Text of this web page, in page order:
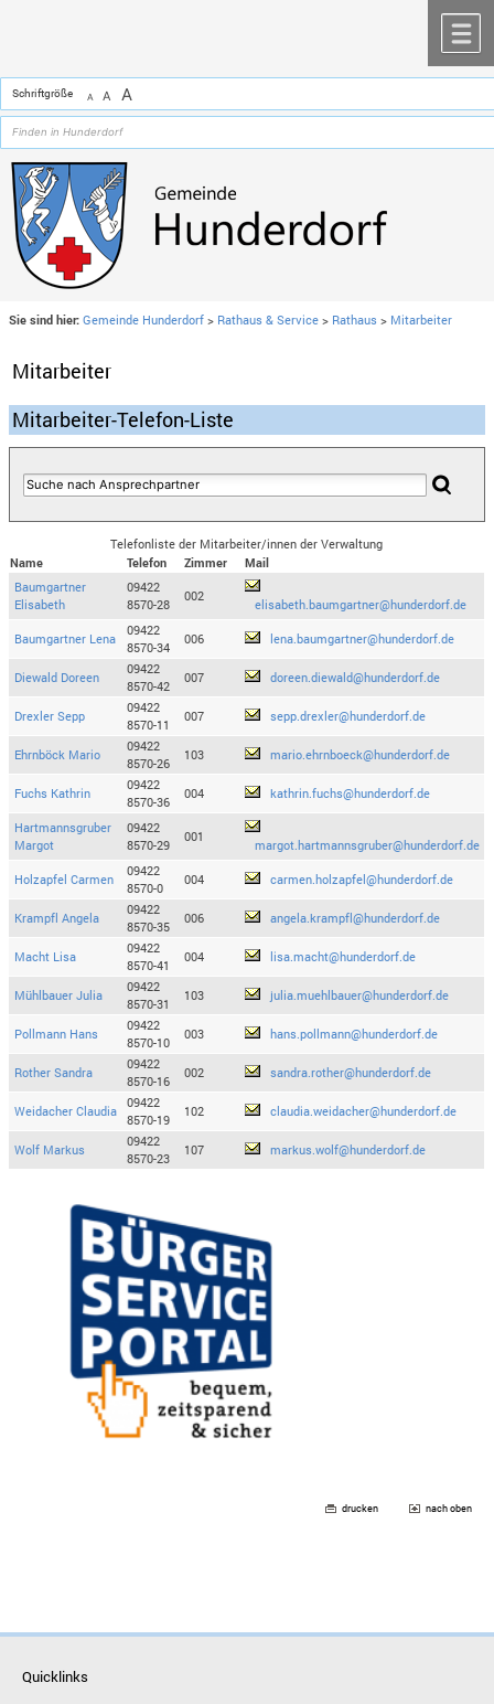
Schriftgröße A A A
Sie sind hier: Gemeinde Hunderdorf > Rathaus & Service > Rathaus > Mitarbeiter
Mitarbeiter
Mitarbeiter-Telefon-Liste
Telefonliste der Mitarbeiter/innen der Verwaltung
Name
Telefon Zimmer
Mail
Baumgartner
Elisabeth
09422
8570-28
002
elisabeth.baumgartner@hunderdorf.de
Baumgartner Lena
09422
8570-34
006 lena.baumgartner@hunderdorf.de
Diewald Doreen
09422
8570-42
007 doreen.diewald@hunderdorf.de
Drexler Sepp
09422
8570-11
007 sepp.drexler@hunderdorf.de
Ehrnböck Mario
09422
8570-26
103 mario.ehrnboeck@hunderdorf.de
Fuchs Kathrin
09422
8570-36
004 kathrin.fuchs@hunderdorf.de
Hartmannsgruber
Margot
09422
8570-29
001
margot.hartmannsgruber@hunderdorf.de
Holzapfel Carmen
09422
8570-0
004 carmen.holzapfel@hunderdorf.de
Krampfl Angela
09422
8570-35
006 angela.krampfl@hunderdorf.de
Macht Lisa
09422
8570-41
004 lisa.macht@hunderdorf.de
Mühlbauer Julia
09422
8570-31
103 julia.muehlbauer@hunderdorf.de
Pollmann Hans
09422
8570-10
003 hans.pollmann@hunderdorf.de
Rother Sandra
09422
8570-16
002 sandra.rother@hunderdorf.de
Weidacher Claudia
09422
8570-19
102 claudia.weidacher@hunderdorf.de
Wolf Markus
09422
8570-23
107 markus.wolf@hunderdorf.de
drucken nach oben
Quicklinks